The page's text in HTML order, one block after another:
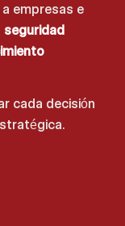
empresas e
seguridad
cada decisión